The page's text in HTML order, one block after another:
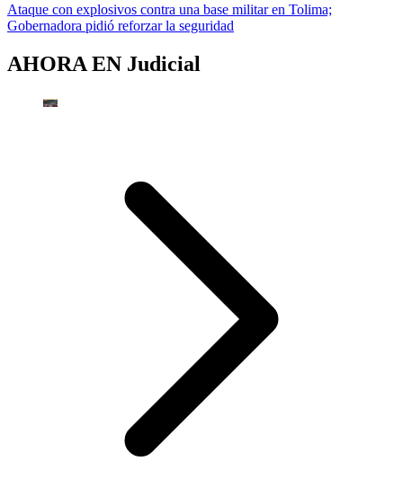
Ataque con explosivos contra una base militar en Tolima;
Gobernadora pidió reforzar la seguridad
AHORA EN Judicial